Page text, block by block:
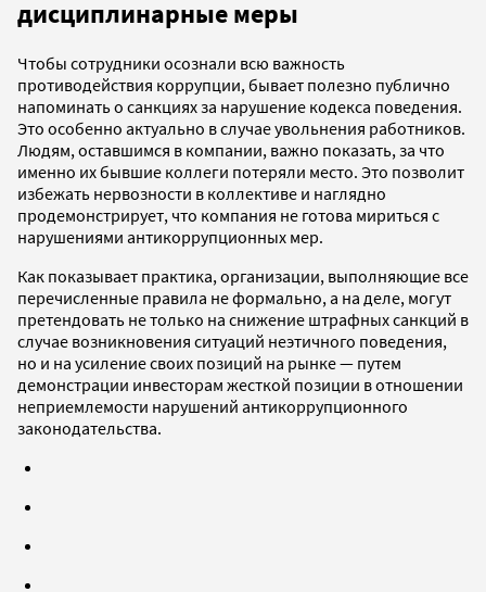
дисциплинарные меры
Чтобы сотрудники осознали всю важность
противодействия коррупции, бывает полезно публично
напоминать о санкциях за нарушение кодекса поведения.
Это особенно актуально в случае увольнения работников.
Людям, оставшимся в компании, важно показать, за что
именно их бывшие коллеги потеряли место. Это позволит
избежать нервозности в коллективе и наглядно
продемонстрирует, что компания не готова мириться с
нарушениями антикоррупционных мер.
Как показывает практика, организации, выполняющие все
перечисленные правила не формально, а на деле, могут
претендовать не только на снижение штрафных санкций в
случае возникновения ситуаций неэтичного поведения,
но и на усиление своих позиций на рынке — путем
демонстрации инвесторам жесткой позиции в отношении
неприемлемости нарушений антикоррупционного
законодательства.